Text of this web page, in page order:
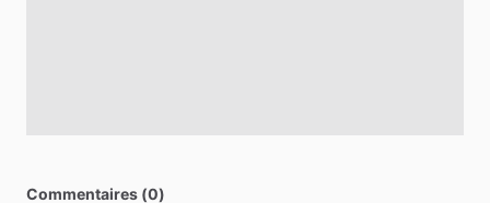
Commentaires (0)